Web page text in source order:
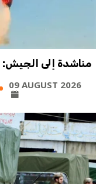
مناشدة إلى الجيش:
09 AUGUST 2026